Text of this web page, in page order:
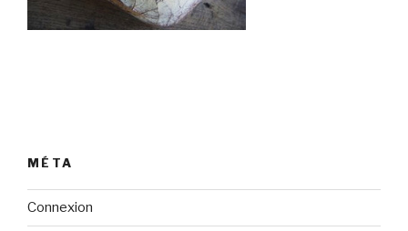
MÉTA
Connexion